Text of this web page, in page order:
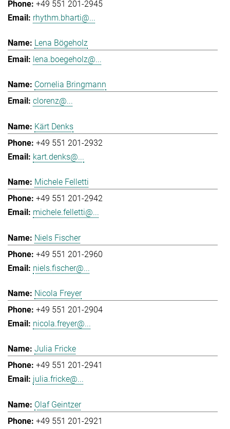
+49 551 201-2945
rhythm.bharti@...
Lena Bögeholz
lena.boegeholz@...
Cornelia Bringmann
clorenz@...
Kärt Denks
+49 551 201-2932
kart.denks@...
Michele Felletti
+49 551 201-2942
michele.felletti@...
Niels Fischer
+49 551 201-2960
niels.fischer@...
Nicola Freyer
+49 551 201-2904
nicola.freyer@...
Julia Fricke
+49 551 201-2941
julia.fricke@...
Olaf Geintzer
+49 551 201-2921